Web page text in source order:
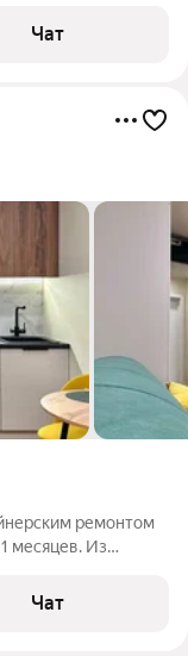
Чат
ремонтом
месяцев. Из
Чат